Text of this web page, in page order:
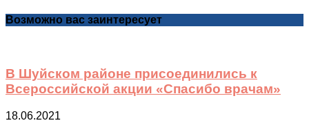
Возможно вас заинтересует
В Шуйском районе присоединились к
Всероссийской акции «Спасибо врачам»
18.06.2021